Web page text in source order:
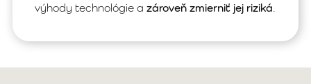
výhody technológie a zároveň zmierniť jej riziká